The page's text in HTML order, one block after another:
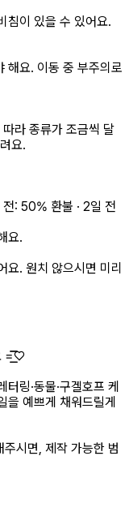
침이 있을 수 있어요.
해요. 이동 중 부주의로
라 종류가 조금씩 달
요.
: 50% 환불 · 2일 전
요.
요. 원치 않으시면 미리
=͟͟͞͞♡
링·동물·구겔호프 케
을 예쁘게 채워드릴게
시면, 제작 가능한 범